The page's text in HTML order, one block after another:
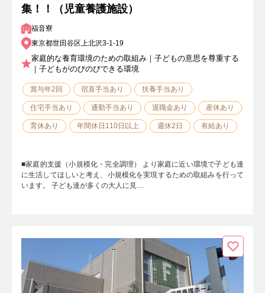
集！！（児童養護施設）
福音寮
東京都世田谷区上北沢3-1-19
家庭的な養育環境のための取組み｜子どもの意思を尊重する
｜子どもがのびのびできる環境
賞与年2回 宿直手当あり 扶養手当あり
住宅手当あり 通勤手当あり 退職金あり 産休あり
育休あり 年間休日110日以上 週休2日 有給あり
■家庭的支援（小規模化・完全調理） より家庭に近い環境で子ども達
に生活してほしいと考え、小規模化を実現するための取組みを行って
います。 子ども達が多くの大人に見…